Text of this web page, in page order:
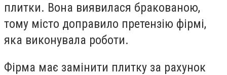
плитки. Вона виявилася бракованою,
тому місто доправило претензію фірмі,
яка виконувала роботи.
Фірма має замінити плитку за рахунок